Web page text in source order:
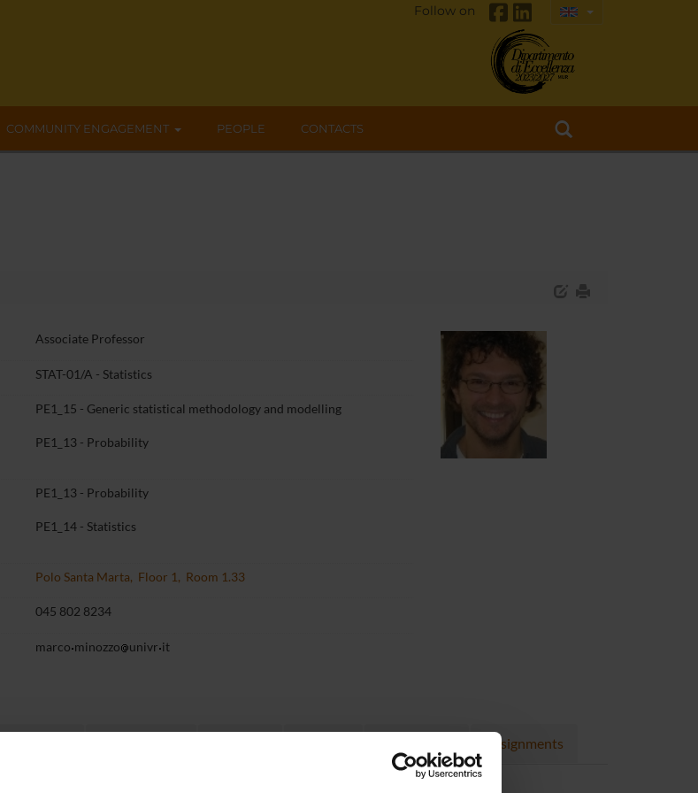
Follow on
COMMUNITY ENGAGEMENT PEOPLE CONTACTS
Associate Professor
STAT-01/A - Statistics
PE1_15 - Generic statistical methodology and modelling
PE1_13 - Probability
PE1_13 - Probability
PE1_14 - Statistics
Polo Santa Marta, Floor 1, Room 1.33
045 802 8234
marco minozzo univr it
Assignments